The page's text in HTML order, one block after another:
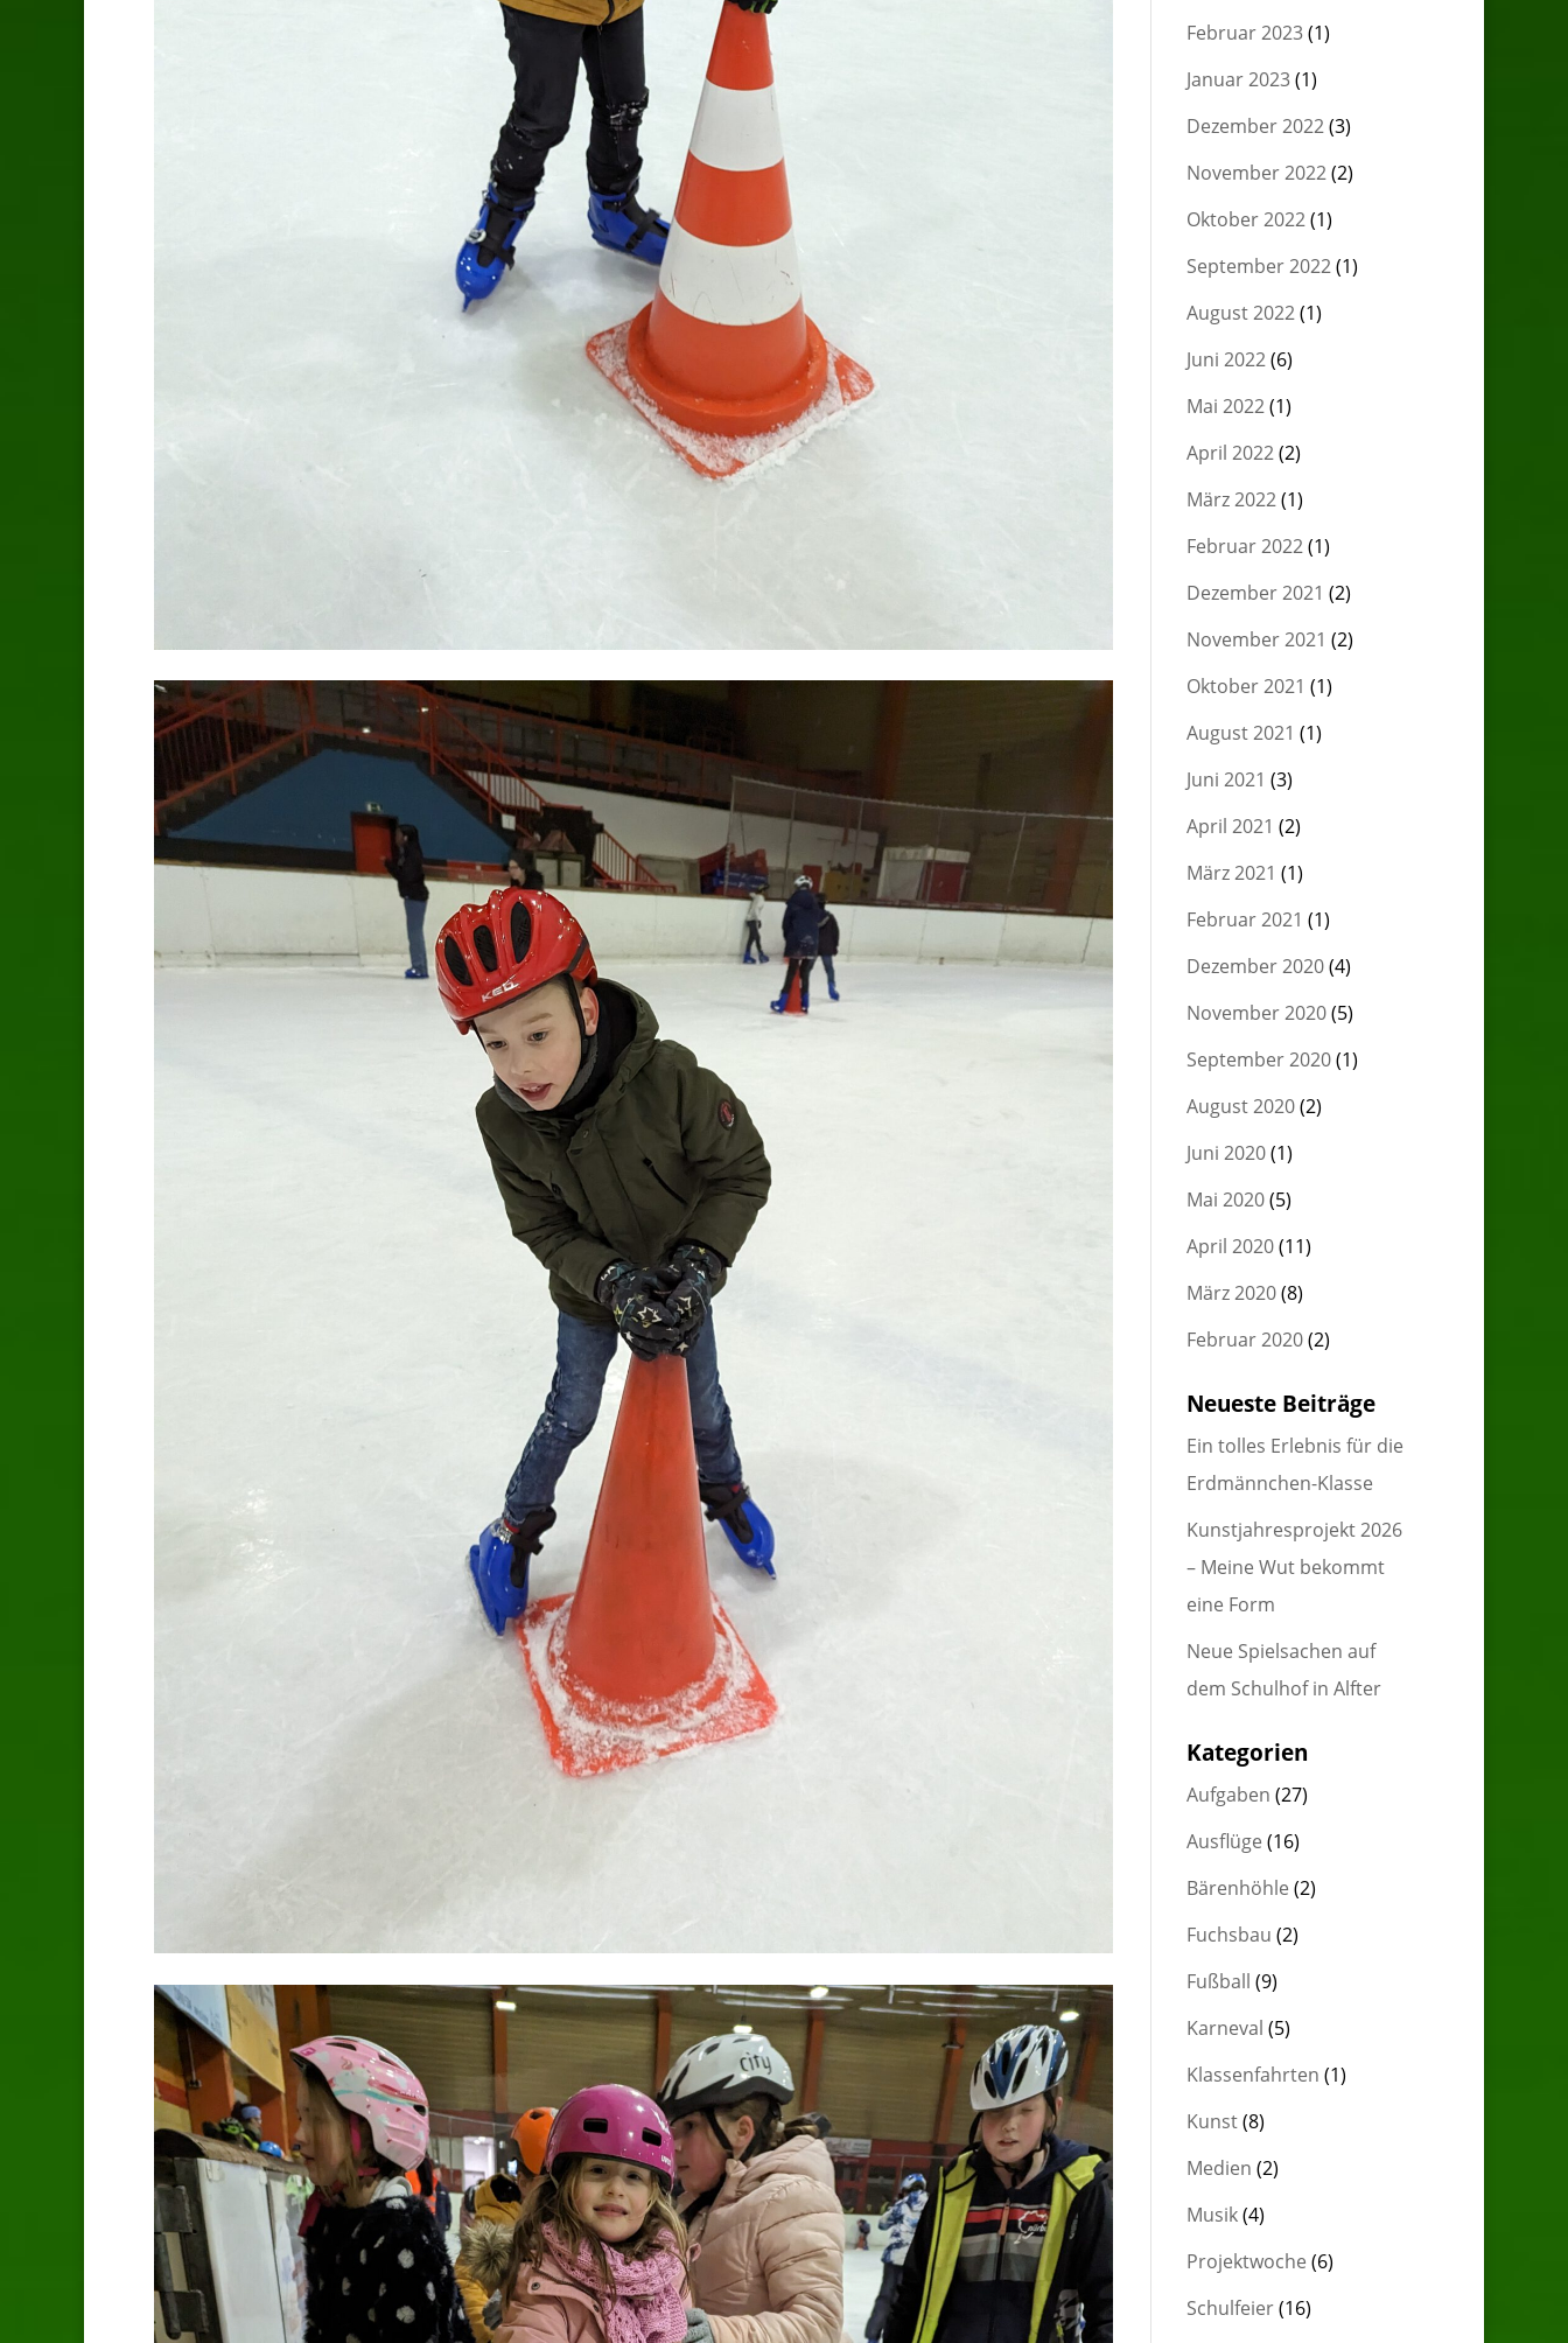
Februar 2023(1)
Januar 2023(1)
Dezember 2022(3)
November 2022(2)
Oktober 2022(1)
September 2022(1)
August 2022(1)
Juni 2022(6)
Mai 2022(1)
April 2022(2)
März 2022(1)
Februar 2022(1)
Dezember 2021 (2)
November 2021 (2)
Oktober 2021 (1)
August 2021 (1)
Juni 2021 (3)
April 2021 (2)
März 2021 (1)
Februar 2021 (1)
Dezember 2020(4)
November 2020(5)
September 2020(1)
August 2020(2)
Juni 2020(1)
Mai 2020(5)
April 2020(11)
März 2020(8)
Februar 2020(2)
Neueste Beiträge
Ein tolles Erlebnis für die
Erdmännchen-Klasse
Kunstjahresprojekt 2026
– Meine Wut bekommt
eine Form
Neue Spielsachen auf
dem Schulhof in Alfter
Kategorien
Aufgaben (27)
Ausflüge (16)
Bärenhöhle (2)
Fuchsbau (2)
Fußball (9)
Karneval (5)
Klassenfahrten (1)
Kunst(8)
Medien (2)
Musik(4)
Projektwoche (6)
Schulfeier(16)